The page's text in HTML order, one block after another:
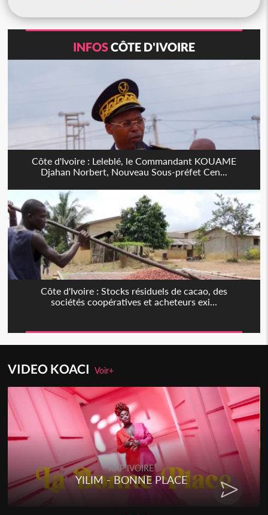
INFOSCÔTE D'IVOIRE
Côte d'Ivoire : Leleblé, le Commandant KOUAME
Djahan Norbert, Nouveau Sous-préfet Cen...
Côte d'Ivoire : Stocks résiduels de cacao, des
sociétés coopératives et acheteurs exi...
VIDEO KOACIVoir+
RAP IVOIRE
RENARD BARAKISSA - DOS DE
CHAT